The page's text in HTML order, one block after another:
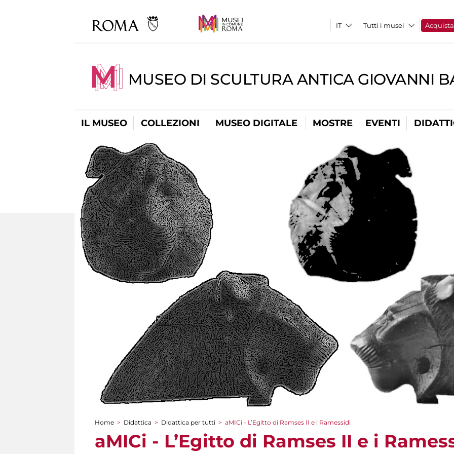
Tutti i musei Acquista
MUSEO DI SCULTURA ANTICA GIOVANNI
IL MUSEO COLLEZIONI MUSEO DIGITALE MOSTRE EVENTI
Tu sei qui
Home > Didattica > Didattica per tutti > aMICi - L’Egitto di Ramses II e i Ramessidi
aMICi - L’Egitto di Ramses II e i